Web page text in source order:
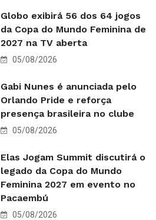
Globo exibirá 56 dos 64 jogos
da Copa do Mundo Feminina de
2027 na TV aberta
05/08/2026
Gabi Nunes é anunciada pelo
Orlando Pride e reforça
presença brasileira no clube
05/08/2026
Elas Jogam Summit discutirá o
legado da Copa do Mundo
Feminina 2027 em evento no
Pacaembú
05/08/2026